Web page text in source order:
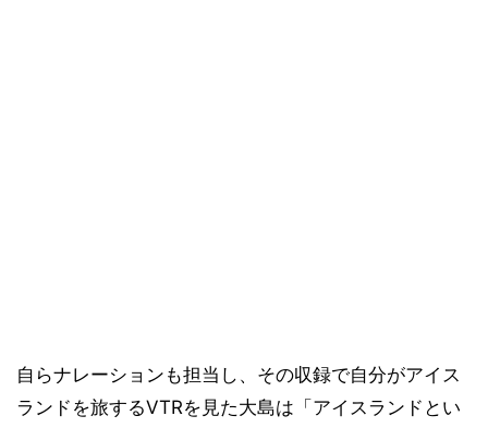
自らナレーションも担当し、その収録で自分がアイス
ランドを旅するVTRを見た大島は「アイスランドとい